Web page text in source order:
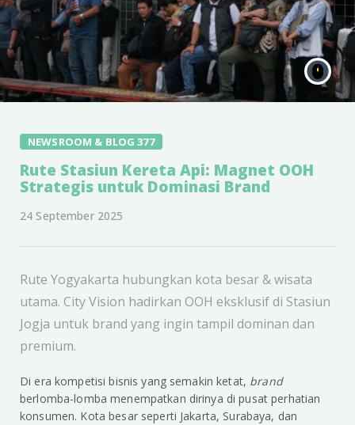
NEWSROOM & BLOG 377
Rute Stasiun Kereta Api: Magnet OOH
Strategis untuk Dominasi Brand
24 September 2025
Rute Yogyakarta hubungkan kota besar & wisata
utama. City Vision hadirkan OOH eksklusif di Stasiun
Jogja untuk brand yang ingin tampil dominan dan
premium.
Di era kompetisi bisnis yang semakin ketat, brand
berlomba-lomba menempatkan dirinya di pusat perhatian
konsumen. Kota besar seperti Jakarta, Surabaya, dan